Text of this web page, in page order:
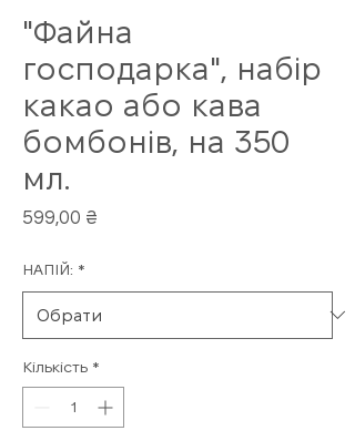
"Файна
господарка", набір
какао або кава
бомбонів, на 350
мл.
599,00 ₴
НАПІЙ: *
Кількість *